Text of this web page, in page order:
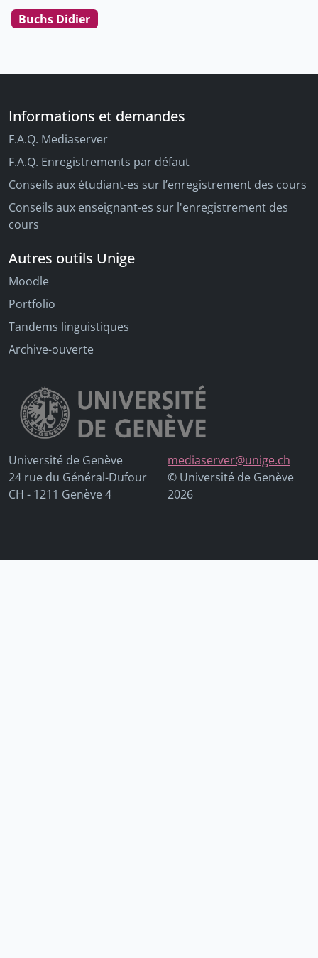
Buchs Didier
Informations et demandes
F.A.Q. Mediaserver
F.A.Q. Enregistrements par défaut
Conseils aux étudiant-es sur l’enregistrement des cours
Conseils aux enseignant-es sur l'enregistrement des
cours
Autres outils Unige
Moodle
Portfolio
Tandems linguistiques
Archive-ouverte
Université de Genève
24 rue du Général-Dufour
CH - 1211 Genève 4
mediaserver@unige.ch
© Université de Genève
2026